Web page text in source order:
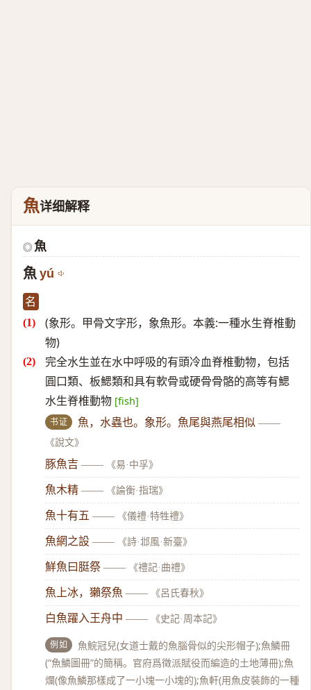
魚详细解释
◎ 魚
魚 yú
名
(象形。甲骨文字形，象魚形。本義:一種水生脊椎動
物)
完全水生並在水中呼吸的有頭冷血脊椎動物，包括
圓口類、板鰓類和具有軟骨或硬骨骨骼的高等有鰓
水生脊椎動物 [fish]
书证 魚，水蟲也。象形。魚尾與燕尾相似 ——
《說文》
豚魚吉 —— 《易·中孚》
魚木精 —— 《論衡·指瑞》
魚十有五 —— 《儀禮·特牲禮》
魚網之設 —— 《詩·邶風·新臺》
鮮魚曰脡祭 —— 《禮記·曲禮》
魚上冰，獺祭魚 —— 《呂氏春秋》
白魚躍入王舟中 —— 《史記·周本記》
例如
魚鯇冠兒(女道士戴的魚腦骨似的尖形帽子);魚鱗冊
(“魚鱗圖冊”的簡稱。官府爲徵派賦役而編造的土地薄冊);魚
爛(像魚鱗那樣成了一小塊一小塊的);魚軒(用魚皮裝飾的一種